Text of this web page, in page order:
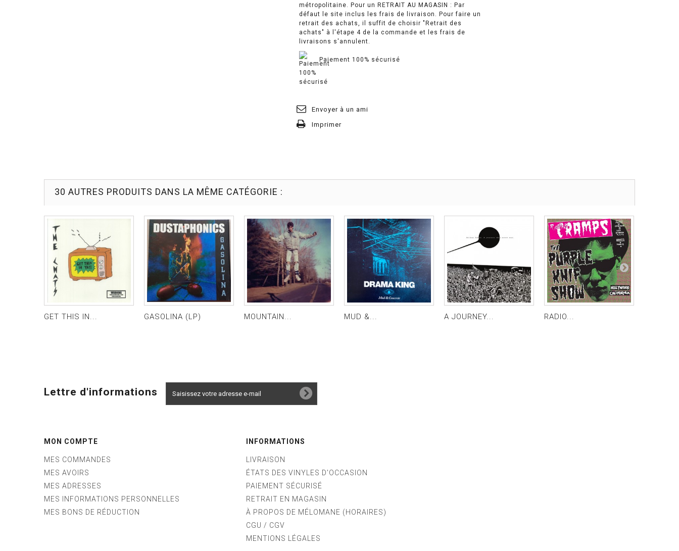
métropolitaine. Pour un RETRAIT AU MAGASIN : Par
défaut le site inclus les frais de livraison. Pour faire un
retrait des achats, il suffit de choisir "Retrait des
achats" à l'étape 4 de la commande et les frais de
livraisons s'annulent.
Paiement 100% sécurisé
Envoyer à un ami
Imprimer
30 AUTRES PRODUITS DANS LA MÊME CATÉGORIE :
GET THIS IN... GASOLINA (LP) MOUNTAIN... MUD &... A JOURNEY... RADIO...
Lettre d'informations
MON COMPTE
MES COMMANDES
MES AVOIRS
MES ADRESSES
MES INFORMATIONS PERSONNELLES
MES BONS DE RÉDUCTION
INFORMATIONS
LIVRAISON
ÉTATS DES VINYLES D'OCCASION
PAIEMENT SÉCURISÉ
RETRAIT EN MAGASIN
À PROPOS DE MÉLOMANE (HORAIRES)
CGU / CGV
MENTIONS LÉGALES